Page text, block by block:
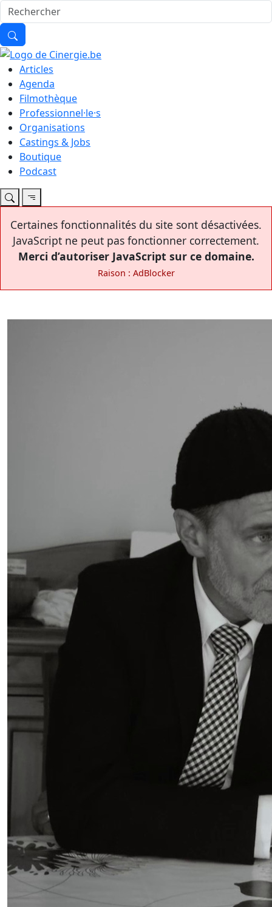
Articles
Agenda
Filmothèque
Professionnel·le·s
Organisations
Castings & Jobs
Boutique
Podcast
Certaines fonctionnalités du site sont désactivées.
JavaScript ne peut pas fonctionner correctement.
Merci d’autoriser JavaScript sur ce domaine.
Raison : AdBlocker